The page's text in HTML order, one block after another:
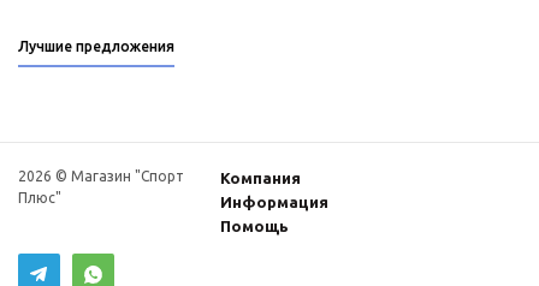
Лучшие предложения
2026 © Магазин "Спорт
Плюс"
Компания
Информация
Помощь